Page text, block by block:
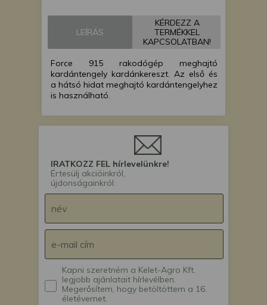
LEÍRÁS
KÉRDEZZ A
TERMÉKKEL
KAPCSOLATBAN!
Force 915 rakodógép meghajtó
kardántengely kardánkereszt. Az első és
a hátsó hidat meghajtó kardántengelyhez
is használható.
IRATKOZZ FEL hírlevelünkre!
Értesülj akcióinkról,
újdonságainkról.
Kapni szeretném a Kelet-Agro Kft.
legjobb ajánlatait hírlevélben.
Megerősítem, hogy betöltöttem a 16.
életévemet.
adatkezelés ellen. A beállításai csak erre
a weboldalra érvényesek. Erre a
webhelyre visszatérve vagy az
adatvédelmi szabályzatunk segítségével
bármikor megváltoztathatja a
beállításait.